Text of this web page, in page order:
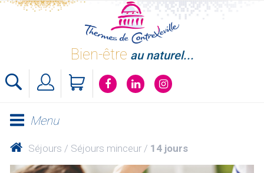
Skip
Bien-être au naturel...
Menu
Séjours Séjours minceur 14 jours